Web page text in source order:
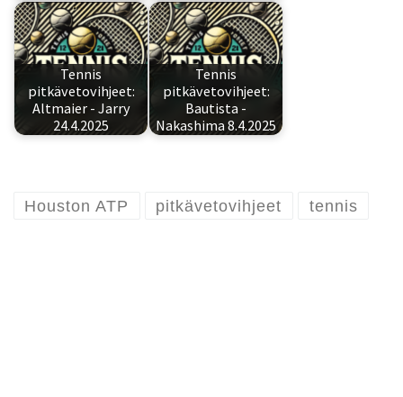
Tennis
pitkävetovihjeet:
Altmaier - Jarry
24.4.2025
Tennis
pitkävetovihjeet:
Bautista -
Nakashima 8.4.2025
Houston ATP pitkävetovihjeet tennis